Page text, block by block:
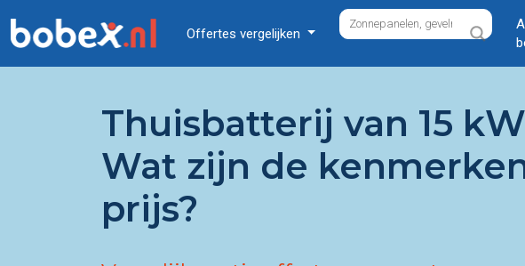
Offertes vergelijken
Thuisbatterij van 15
Wat zijn de
prijs?